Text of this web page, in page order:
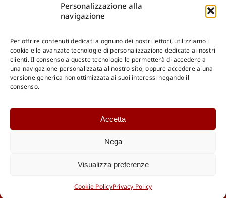
Personalizzazione alla
navigazione
Per offrire contenuti dedicati a ognuno dei nostri lettori, utilizziamo i
cookie e le avanzate tecnologie di personalizzazione dedicate ai nostri
clienti. Il consenso a queste tecnologie le permetterà di accedere a
una navigazione personalizzata al nostro sito, oppure accedere a una
versione generica non ottimizzata ai suoi interessi negando il
consenso.
Accetta
Nega
Visualizza preferenze
Cookie PolicyPrivacy Policy
Shop Gangemi Editore-Pagamenti Sicuri e anche Rateali
Catalogo Online
Catalogo Internazionale
DOWNLOAD
Catalogo Internazionale